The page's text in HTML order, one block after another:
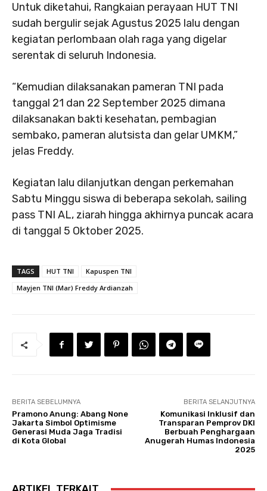
Untuk diketahui, Rangkaian perayaan HUT TNI
sudah bergulir sejak Agustus 2025 lalu dengan
kegiatan perlombaan olah raga yang digelar
serentak di seluruh Indonesia.
“Kemudian dilaksanakan pameran TNI pada
tanggal 21 dan 22 September 2025 dimana
dilaksanakan bakti kesehatan, pembagian
sembako, pameran alutsista dan gelar UMKM,”
jelas Freddy.
Kegiatan lalu dilanjutkan dengan perkemahan
Sabtu Minggu siswa di beberapa sekolah, sailing
pass TNI AL, ziarah hingga akhirnya puncak acara
di tanggal 5 Oktober 2025.
TAGS HUT TNI
Kapuspen TNI
Mayjen TNI (Mar) Freddy Ardianzah
BERITA SEBELUMNYA
Pramono Anung: Abang None
Jakarta Simbol Optimisme
Generasi Muda Jaga Tradisi
di Kota Global
BERITA SELANJUTNYA
Komunikasi Inklusif dan
Transparan Pemprov DKI
Berbuah Penghargaan
Anugerah Humas Indonesia
2025
ARTIKEL TERKAIT